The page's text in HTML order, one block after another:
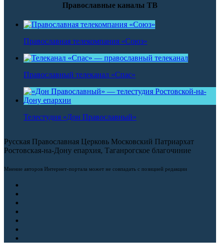
Православные каналы ТВ
Православная телекомпания «Союз»
Православный телеканал «Спас»
Телестудия «Дон Православный»
Русская Православная Церковь Московский Патриархат
Ростовская-на-Дону епархия, Таганрогское благочиние
Мнение авторов Интернет-портала может не совпадать с позицией редакции